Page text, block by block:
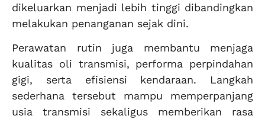
dikeluarkan menjadi lebih tinggi dibandingkan
melakukan penanganan sejak dini.
Perawatan rutin juga membantu menjaga
kualitas oli transmisi, performa perpindahan
gigi, serta efisiensi kendaraan. Langkah
sederhana tersebut mampu memperpanjang
usia transmisi sekaligus memberikan rasa